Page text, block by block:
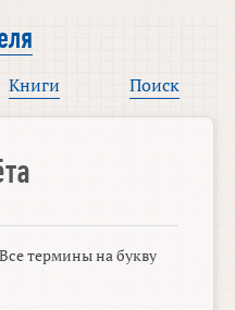
Книги Поиск
Все термины на букву